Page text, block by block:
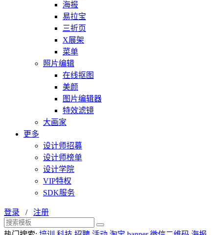
海报
易拉宝
三折页
X展架
菜单
照片编辑
在线抠图
美颜
图片编辑器
特效滤镜
大画家
更多
设计师招募
设计师榜单
设计学院
VIP特权
SDK服务
登录 / 注册